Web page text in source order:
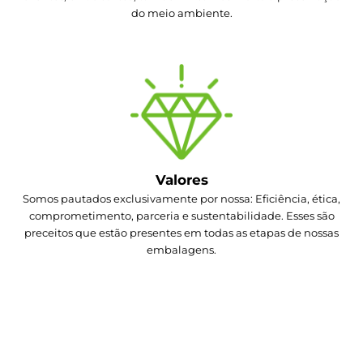
do meio ambiente.
Valores
Somos pautados exclusivamente por nossa: Eficiência, ética,
comprometimento, parceria e sustentabilidade. Esses são
preceitos que estão presentes em todas as etapas de nossas
embalagens.